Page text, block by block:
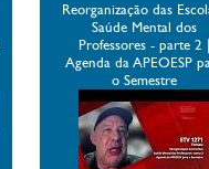
Reorganização das
Saúde Mental dos
Professores - parte 2
Agenda da APEOESP
o Semestre